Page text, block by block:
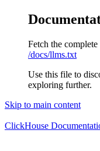
Fetch the
/docs/llms.txt
Use this file to
exploring further.
Skip to main content
ClickHouse